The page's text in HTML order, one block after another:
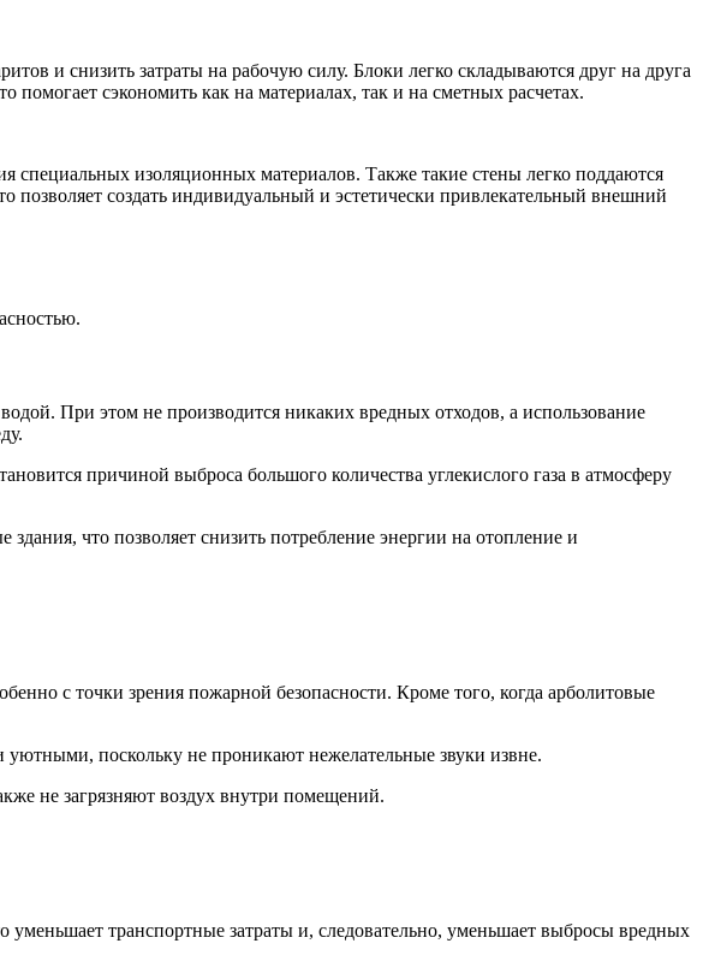
и снизить затраты на рабочую силу. Блоки легко складываются друг на друга
сэкономить как на материалах, так и на сметных расчетах.
специальных изоляционных материалов. Также такие стены легко поддаются
создать индивидуальный и эстетически привлекательный внешний
При этом не производится никаких вредных отходов, а использование
причиной выброса большого количества углекислого газа в атмосферу
что позволяет снизить потребление энергии на отопление и
с точки зрения пожарной безопасности. Кроме того, когда арболитовые
поскольку не проникают нежелательные звуки извне.
не загрязняют воздух внутри помещений.
уменьшает транспортные затраты и, следовательно, уменьшает выбросы вредных